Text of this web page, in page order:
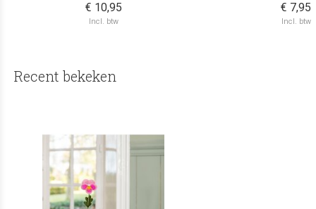
€ 10,95
Incl. btw
€ 7,95
Incl. btw
Recent bekeken